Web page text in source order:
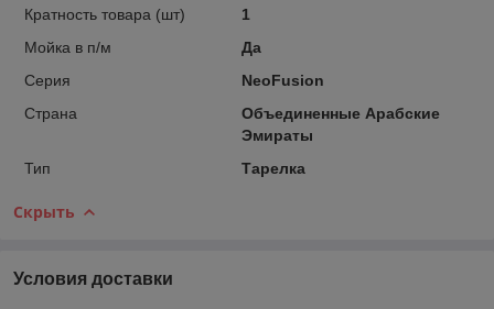
Кратность товара (шт)
1
Мойка в п/м
Да
Серия
NeoFusion
Страна
Объединенные Арабские
Эмираты
Тип
Тарелка
Скрыть
Условия доставки